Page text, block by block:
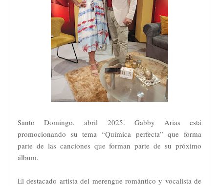
Santo Domingo, abril 2025. Gabby Arias está
promocionando su tema “Química perfecta” que forma
parte de las canciones que forman parte de su próximo
álbum.
El destacado artista del merengue romántico y vocalista de